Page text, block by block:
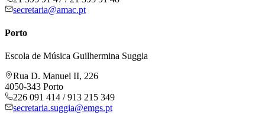
secretaria@amac.pt
Porto
Escola de Música Guilhermina Suggia
Rua D. Manuel II, 226
4050-343 Porto
226 091 414 / 913 215 349
secretaria.suggia@emgs.pt